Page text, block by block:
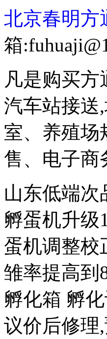
北京春明方
箱
凡是购买
汽车站接送
室、养殖场
售、电子商
山东低端次
孵蛋机升级
蛋机调整校
雏率提高到
孵化箱 孵
议价后修理,